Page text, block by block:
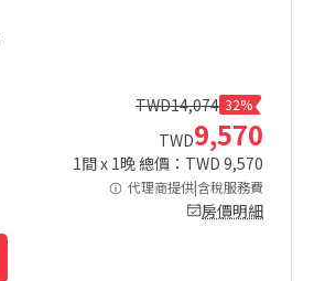
TWD14,074 32%
TWD9,570
1間 x 1晚 總價：TWD 9,570
代理商提供|含稅服務費
房價明細